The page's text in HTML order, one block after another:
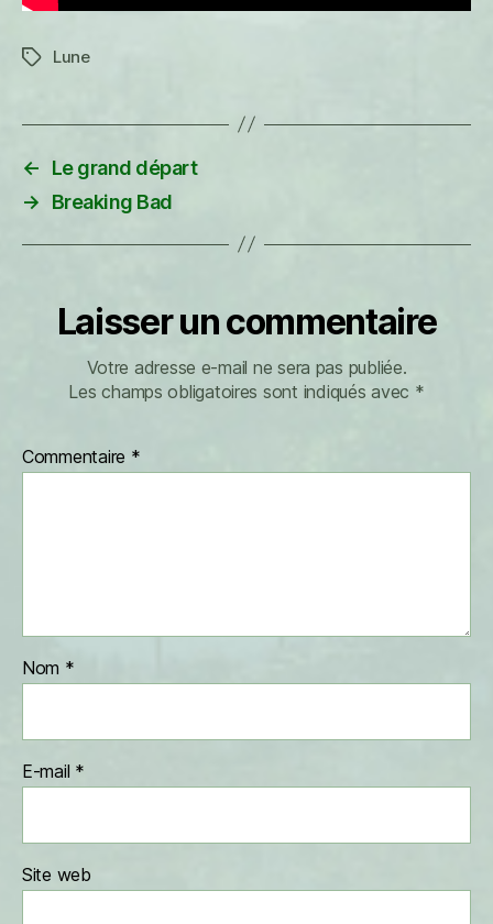
Étiquettes
Lune
←
Le grand départ
→
Breaking Bad
Laisser un commentaire
Votre adresse e-mail ne sera pas publiée.
Les champs obligatoires sont indiqués avec *
Commentaire *
Nom *
E-mail *
Site web